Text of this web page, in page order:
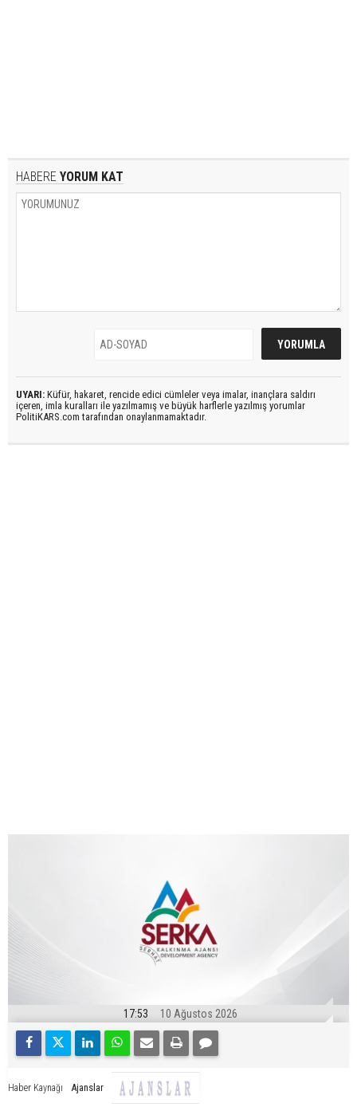
HABERE YORUM KAT
UYARI: Küfür, hakaret, rencide edici cümleler veya imalar, inançlara saldırı
içeren, imla kuralları ile yazılmamış ve büyük harflerle yazılmış yorumlar
PolitiKARS.com tarafından onaylanmamaktadır.
17:53 10 Ağustos 2026
Haber Kaynağı Ajanslar